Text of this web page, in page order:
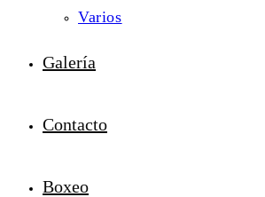
Varios
Galería
Contacto
Boxeo